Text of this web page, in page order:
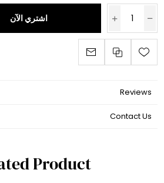
اشتري الآن
Reviews
Contact Us
Product